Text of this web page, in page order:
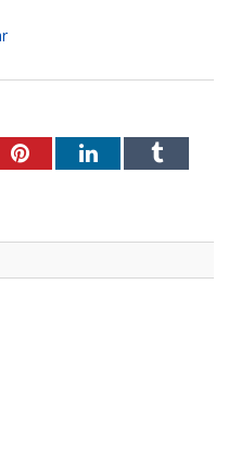
PinterestLinkedInTumblr